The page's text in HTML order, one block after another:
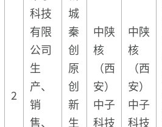
2
科技
有限
公司
生
产、
销
售、
城
秦
创
原
创
新
生
中陕
核
（西
安）
中子
科技
中陕
核
（西
安）
中子
科技